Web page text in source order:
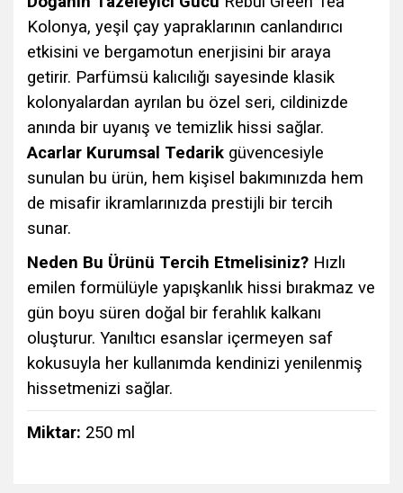
Kolonya, yeşil çay yapraklarının canlandırıcı
etkisini ve bergamotun enerjisini bir araya
getirir. Parfümsü kalıcılığı sayesinde klasik
kolonyalardan ayrılan bu özel seri, cildinizde
anında bir uyanış ve temizlik hissi sağlar.
Acarlar Kurumsal Tedarik güvencesiyle
sunulan bu ürün, hem kişisel bakımınızda hem
de misafir ikramlarınızda prestijli bir tercih
sunar.
Neden Bu Ürünü Tercih Etmelisiniz? Hızlı
emilen formülüyle yapışkanlık hissi bırakmaz ve
gün boyu süren doğal bir ferahlık kalkanı
oluşturur. Yanıltıcı esanslar içermeyen saf
kokusuyla her kullanımda kendinizi yenilenmiş
hissetmenizi sağlar.
Miktar: 250 ml